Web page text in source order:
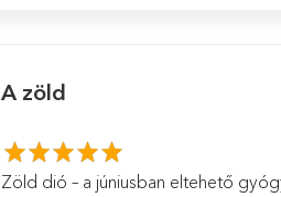
A zöld
Zöld dió – a júniusban eltehető